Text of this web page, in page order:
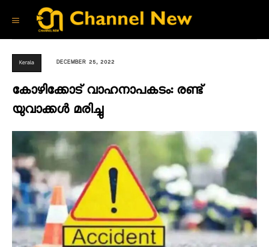
Kerala DECEMBER 25, 2022
കോഴിക്കോട് വാഹനാപകടം: രണ്ട്
യുവാക്കൾ മരിച്ചു